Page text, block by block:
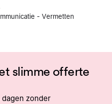
- Vermetten
slimme offerte
zonder